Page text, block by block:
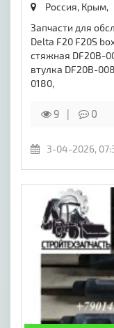
Россия, Крым,
Запчасти для
Delta F20 F20S
стяжная DF20B-
втулка DF20B-
0180,
9 0
3-04-2026,